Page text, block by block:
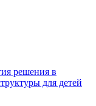
решения в
для детей